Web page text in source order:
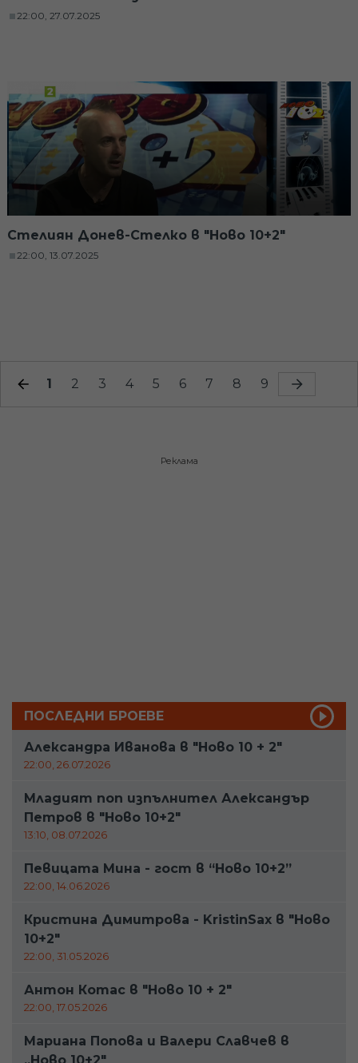
22:00, 27.07.2025
Стелиян Донев-Стелко в "Ново 10+2"
22:00, 13.07.2025
1 2 3 4 5 6 7 8 9
Реклама
ПОСЛЕДНИ БРОЕВЕ
Александра Иванова в "Ново 10 + 2"
22:00, 26.07.2026
Младият поп изпълнител Александър
Петров в "Ново 10+2"
13:10, 08.07.2026
Певицата Мина - гост в “Ново 10+2”
22:00, 14.06.2026
Кристина Димитрова - KristinSax в "Ново
10+2"
22:00, 31.05.2026
Антон Котас в "Ново 10 + 2"
22:00, 17.05.2026
Мариана Попова и Валери Славчев в